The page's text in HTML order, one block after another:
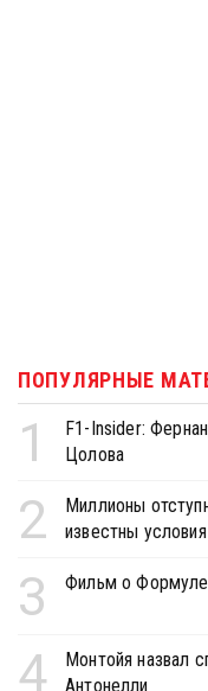
ПОПУЛЯРНЫЕ
1
F1-Insider:
Цолова
2
Миллионы
известны
3 Фильм о
4
Монтойя назвал
Антонелли